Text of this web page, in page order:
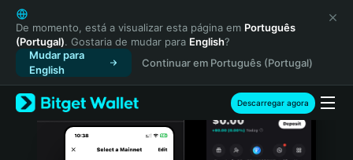
English
日本語
Tiếng Việt
Русский
Español (Latinoamérica)
Türkçe
Italiano
De momento, está a visualizar esta página em Português
(Portugal). Gostaria de mudar para English?
Mudar para
English
Continuar em Português (Portugal)
Descarregar agora